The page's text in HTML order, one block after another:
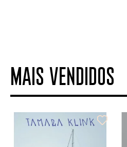
MAIS VENDIDOS